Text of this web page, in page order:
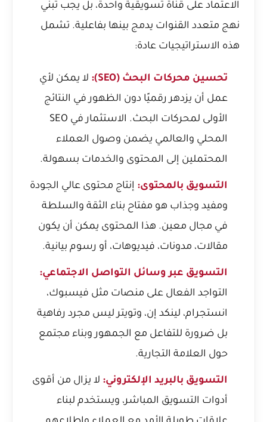
الاعتماد على قناة تسويقية واحدة، بل يجب تبني
نهج متعدد القنوات يدمج بينها بفاعلية. تشمل
هذه الاستراتيجيات عادة:
تحسين محركات البحث (SEO):
لا يمكن لأي
عمل أن يزدهر رقميًا دون الظهور في النتائج
الأولى لمحركات البحث. الاستثمار في SEO
المحلي والعالمي يضمن وصول العملاء
المحتملين إلى المحتوى والخدمات بسهولة.
التسويق بالمحتوى: إنتاج محتوى عالي الجودة
ومفيد وجذاب هو مفتاح بناء الثقة والسلطة
في مجال معين. هذا المحتوى يمكن أن يكون
مقالات، مدونات، فيديوهات، أو رسوم بيانية.
التسويق عبر وسائل التواصل الاجتماعي:
التواجد الفعال على منصات مثل فيسبوك،
انستجرام، لينكد إن، وتويتر ليس مجرد رفاهية
بل ضرورة للتفاعل مع الجمهور وبناء مجتمع
حول العلامة التجارية.
التسويق بالبريد الإلكتروني: لا يزال من أقوى
أدوات التسويق المباشر، ويستخدم لبناء